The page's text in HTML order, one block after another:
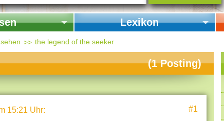
Politik
Lexikon
Startseite Lexikon
the legend of the seeker
(1Posting)
15:21 Uhr: #1